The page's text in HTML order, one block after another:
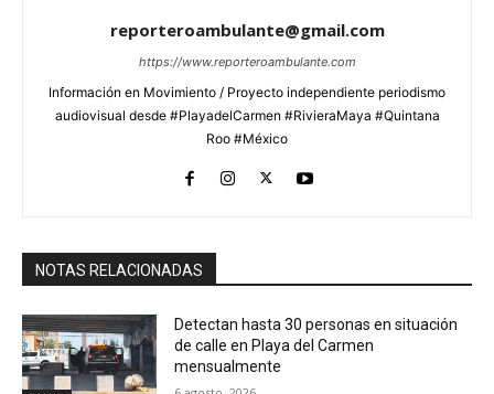
reporteroambulante@gmail.com
https://www.reporteroambulante.com
Información en Movimiento / Proyecto independiente periodismo
audiovisual desde #PlayadelCarmen #RivieraMaya #Quintana
Roo #México
NOTAS RELACIONADAS
Detectan hasta 30 personas en situación
de calle en Playa del Carmen
mensualmente